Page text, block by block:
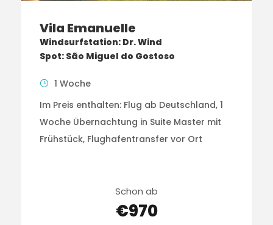
Vila Emanuelle
Windsurfstation: Dr. Wind
Spot: São Miguel do Gostoso
1 Woche
Im Preis enthalten: Flug ab Deutschland, 1
Woche Übernachtung in Suite Master mit
Frühstück, Flughafentransfer vor Ort
Schon ab
€970